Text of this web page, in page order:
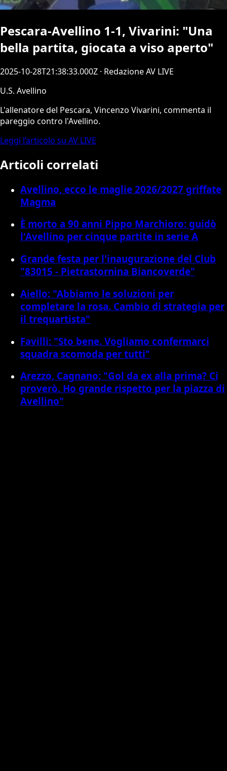
Pescara-Avellino 1-1, Vivarini: "Una
bella partita, giocata a viso aperto"
2025-10-28T21:38:33.000Z · Redazione AV LIVE
U.S. Avellino
L'allenatore del Pescara, Vincenzo Vivarini, commenta il
pareggio contro l'Avellino.
Leggi l’articolo su AV LIVE
Articoli correlati
Avellino, ecco le maglie 2026/2027 griffate
Magma
È morto a 90 anni Pippo Marchioro: guidò
l'Avellino per cinque partite in serie A
Grande festa per l'inaugurazione del Club
"83015 - Pietrastornina Biancoverde"
Aiello: "Abbiamo le soluzioni per
completare la rosa. Cambio di strategia per
il trequartista"
Favilli: "Sto bene. Vogliamo confermarci
squadra scomoda per tutti"
Arezzo, Cagnano: "Gol da ex alla prima? Ci
proverò. Ho grande rispetto per la piazza di
Avellino"